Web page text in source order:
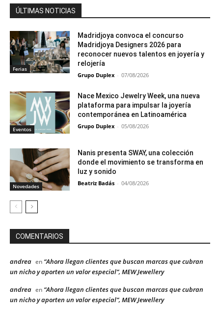
ÚLTIMAS NOTICIAS
Ferias
Madridjoya convoca el concurso
Madridjoya Designers 2026 para
reconocer nuevos talentos en joyería y
relojería
Grupo Duplex - 07/08/2026
Eventos
Nace Mexico Jewelry Week, una nueva
plataforma para impulsar la joyería
contemporánea en Latinoamérica
Grupo Duplex - 05/08/2026
Novedades
Nanis presenta SWAY, una colección
donde el movimiento se transforma en
luz y sonido
Beatriz Badás - 04/08/2026
COMENTARIOS
andrea en “Ahora llegan clientes que buscan marcas que cubran
un nicho y aporten un valor especial”, MEW Jewellery
andrea en “Ahora llegan clientes que buscan marcas que cubran
un nicho y aporten un valor especial”, MEW Jewellery